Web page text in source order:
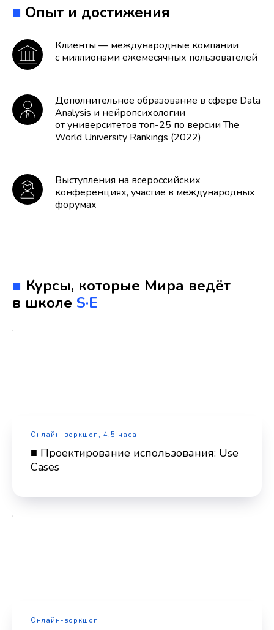
■ Опыт и достижения
Клиенты — международные компании
с миллионами ежемесячных пользователей
Дополнительное образование в сфере Data
Analysis и нейропсихологии
от университетов топ-25 по версии The
World University Rankings (2022)
Выступления на всероссийских
конференциях, участие в международных
форумах
■ Курсы, которые Мира ведёт
в школе S·E
Онлайн-воркшоп, 4,5 часа
■ Проектирование использования: Use
Cases
Онлайн-воркшоп